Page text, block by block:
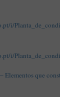
i/
i/
Elementos que